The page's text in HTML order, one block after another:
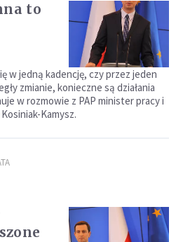
to
w jedną kadencję, czy przez jeden
zmianie, konieczne są działania
w rozmowie z PAP minister pracy i
Kamysz.